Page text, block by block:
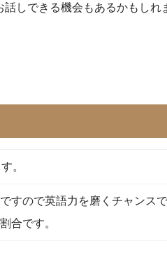
しできる機会もあるかもしれ
。
すので英語力を磨くチャンス
合です。